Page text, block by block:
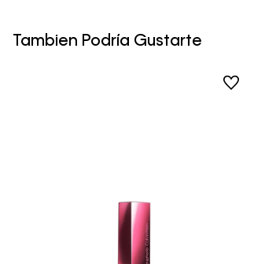
Tambien Podría Gustarte